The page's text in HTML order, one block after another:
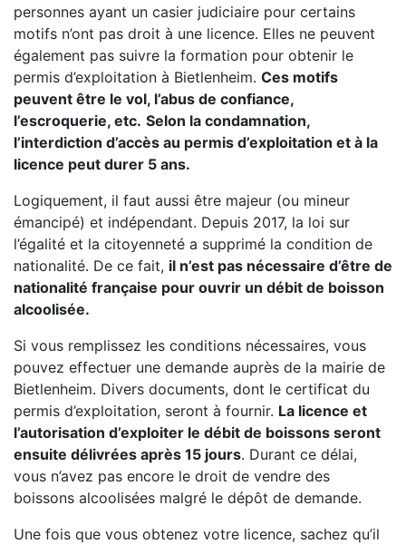
personnes ayant un casier judiciaire pour certains
motifs n’ont pas droit à une licence. Elles ne peuvent
également pas suivre la formation pour obtenir le
permis d’exploitation à Bietlenheim. Ces motifs
peuvent être le vol, l’abus de confiance,
l’escroquerie, etc. Selon la condamnation,
l’interdiction d’accès au permis d’exploitation et à la
licence peut durer 5 ans.
Logiquement, il faut aussi être majeur (ou mineur
émancipé) et indépendant. Depuis 2017, la loi sur
l’égalité et la citoyenneté a supprimé la condition de
nationalité. De ce fait, il n’est pas nécessaire d’être de
nationalité française pour ouvrir un débit de boisson
alcoolisée.
Si vous remplissez les conditions nécessaires, vous
pouvez effectuer une demande auprès de la mairie de
Bietlenheim. Divers documents, dont le certificat du
permis d’exploitation, seront à fournir. La licence et
l’autorisation d’exploiter le débit de boissons seront
ensuite délivrées après 15 jours. Durant ce délai,
vous n’avez pas encore le droit de vendre des
boissons alcoolisées malgré le dépôt de demande.
Une fois que vous obtenez votre licence, sachez qu’il